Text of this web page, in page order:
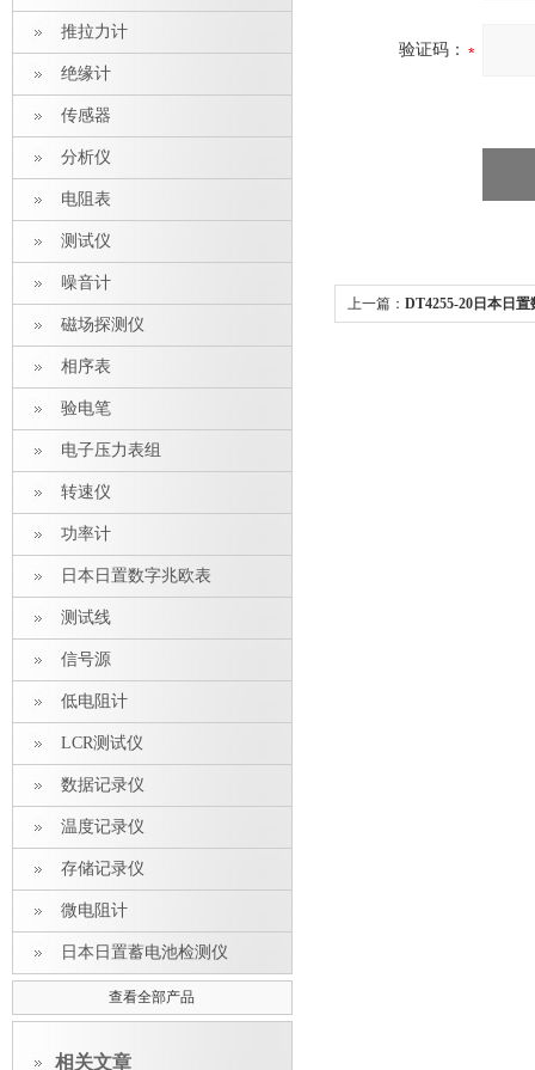
推拉力计
绝缘计
传感器
分析仪
电阻表
测试仪
噪音计
磁场探测仪
相序表
验电笔
电子压力表组
转速仪
功率计
日本日置数字兆欧表
测试线
信号源
低电阻计
LCR测试仪
数据记录仪
温度记录仪
存储记录仪
微电阻计
日本日置蓄电池检测仪
查看全部产品
相关文章
验证码：
上一篇： DT4255-20日本日